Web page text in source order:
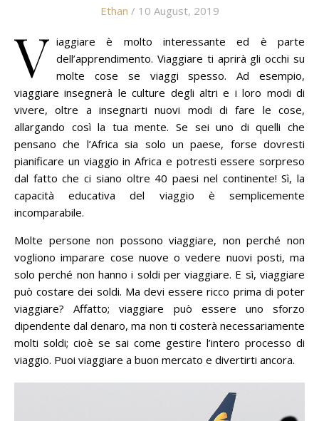
Ethan / 10 August, 2019
V iaggiare è molto interessante ed è parte
dell’apprendimento. Viaggiare ti aprirà gli occhi su
molte cose se viaggi spesso.Ad esempio,
viaggiare insegnerà le culture degli altri e i loro modi di
vivere, oltre a insegnarti nuovi modi di fare le cose,
allargando così la tua mente. Se sei uno di quelli che
pensano che l’Africa sia solo un paese, forse dovresti
pianificare un viaggio in Africa e potresti essere sorpreso
dal fatto che ci siano oltre 40 paesi nel continente!Sì, la
capacità educativa del viaggio è semplicemente
incomparabile.
Molte persone non possono viaggiare, non perché non
vogliono imparare cose nuove o vedere nuovi posti, ma
solo perché non hanno i soldi per viaggiare. E sì, viaggiare
può costare dei soldi. Ma devi essere ricco prima di poter
viaggiare?Affatto;viaggiare può essere uno sforzo
dipendente dal denaro, ma non ti costerà necessariamente
molti soldi; cioè se sai come gestire l’intero processo di
viaggio. Puoi viaggiare a buon mercato e divertirti ancora.